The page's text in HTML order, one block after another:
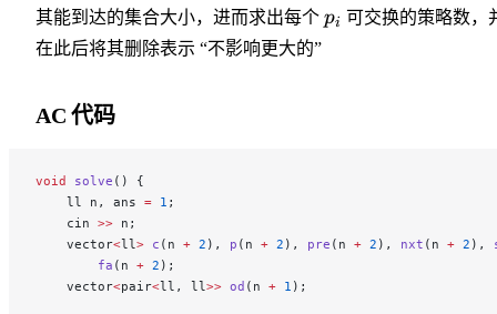
其能到达的集合大小，进而求出每个 pi 可交换的策略数，
在此后将其删除表示 “不影响更大的”
AC 代码
void solve () {
    ll n, ans
= 1 ;
    cin
>> n;
    vector
<ll > c (n + 2 ), p (n + 2 ), pre (n + 2 ), nxt (n + 2 ),
        fa
(n + 2 );
    vector
<pair<ll, ll >> od (n + 1 );